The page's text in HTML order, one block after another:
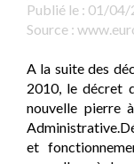
Publié le : 01/04/
Source :
A la suite des
2010, le décret
nouvelle pierre
et